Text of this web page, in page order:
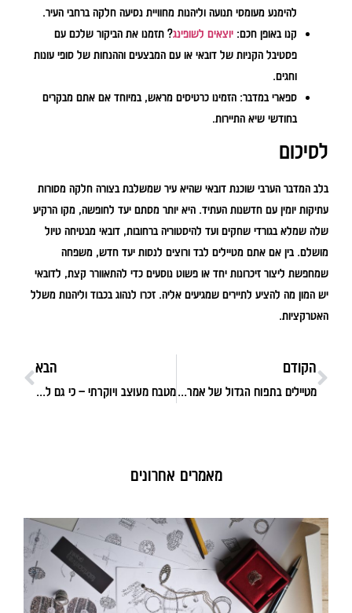
להימנע מעומסי תנועה וליהנות מחוויית נסיעה חלקה ברחבי העיר.
קנו באופן חכם: יוצאים לשופינג? תזמנו את הביקור שלכם עם
פסטיבל הקניות של דובאי או עם המבצעים וההנחות של סופי עונות
וחגים.
ספארי במדבר:הזמינו כרטיסים מראש, במיוחד אם אתם מבקרים
בחודשי שיא התיירות.
לסיכום
בלב המדבר הערבי שוכנת דובאי שהיא עיר שמשלבת בצורה חלקה מסורות
עתיקות יומין עם חדשנות העתיד. היא יותר מסתם יעד לחופשה, מקו הרקיע
שלה שמלא בגורדי שחקים ועד להיסטוריה ברחובות, דובאי מבטיחה טיול
מושלם. בין אם אתם מטיילים לבד ורוצים לנסות יעד חדש, משפחה
שמחפשת ליצור זיכרונות יחד או פשוט נוסעים כדי להתאוורר קצת, לדובאי
יש המון מה להציע לתיירים שמגיעים אליה. זכרו לנהוג בכבוד וליהנות משלל
האטרקציות.
הקודם
מטיילים בתפוח הגדול של אמריקה: איך מתכננים טיול בלתי נשכח לניו יורק? מטבח מעוצב ויוקרתי – כי גם לכם מגיע לבשל בשיא הסטייל!
מאמרים אחרונים